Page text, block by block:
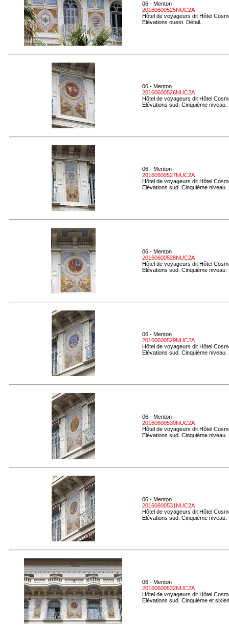
06 - Menton
20160600525NUC2A
Hôtel de voyageurs dit Hôtel
Elévations ouest. Détail.
06 - Menton
20160600526NUC2A
Hôtel de voyageurs dit Hôtel
Elévations sud. Cinquième
06 - Menton
20160600527NUC2A
Hôtel de voyageurs dit Hôtel
Elévations sud. Cinquième
06 - Menton
20160600528NUC2A
Hôtel de voyageurs dit Hôtel
Elévations sud. Cinquième
06 - Menton
20160600529NUC2A
Hôtel de voyageurs dit Hôtel
Elévations sud. Cinquième
06 - Menton
20160600530NUC2A
Hôtel de voyageurs dit Hôtel
Elévations sud. Cinquième
06 - Menton
20160600531NUC2A
Hôtel de voyageurs dit Hôtel
Elévations sud. Cinquième
06 - Menton
20160600532NUC2A
Hôtel de voyageurs dit Hôtel
Elévations sud. Cinquième et